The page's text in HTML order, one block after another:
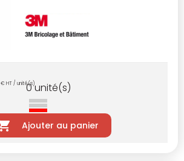
€ HT / unité(s)
0unité(s)
Ajouter au panier